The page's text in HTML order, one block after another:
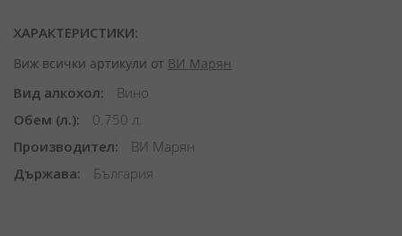
ХАРАКТЕРИСТИКИ:
Виж всички артикули от ВИ Марян
Вид алкохол
Вино
Обем (л.)
0.750 л.
Производител
ВИ Марян
Държава
България